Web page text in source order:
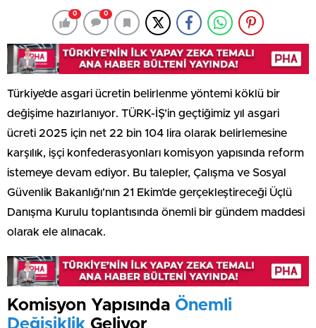
0 0
Türkiye’de asgari ücretin belirlenme yöntemi köklü bir
değişime hazırlanıyor. TÜRK-İŞ’in geçtiğimiz yıl asgari
ücreti 2025 için net 22 bin 104 lira olarak belirlemesine
karşılık, işçi konfederasyonları komisyon yapısında reform
istemeye devam ediyor. Bu talepler, Çalışma ve Sosyal
Güvenlik Bakanlığı’nın 21 Ekim’de gerçekleştireceği Üçlü
Danışma Kurulu toplantısında önemli bir gündem maddesi
olarak ele alınacak.
Komisyon Yapısında Önemli
Değişiklik Geliyor